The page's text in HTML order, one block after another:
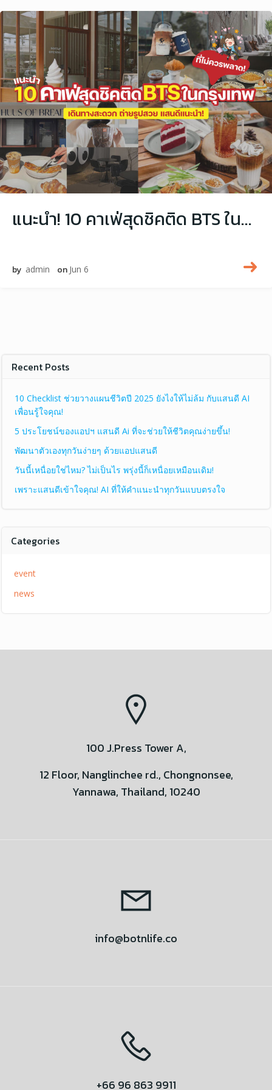
แนะนำ! 10 คาเฟ่สุดชิคติด BTS ในกรุงเทพที่ไม่ควรพลาด!
by admin on Jun 6
Recent Posts
10 Checklist ช่วยวางแผนชีวิตปี 2025 ยังไงให้ไม่ล้ม กับแสนดี AI
เพื่อนรู้ใจคุณ!
5 ประโยชน์ของแอปฯ แสนดี Ai ที่จะช่วยให้ชีวิตคุณง่ายขึ้น!
พัฒนาตัวเองทุกวันง่ายๆ ด้วยแอปแสนดี
วันนี้เหนื่อยใช่ไหม? ไม่เป็นไร พรุ่งนี้ก็เหนื่อยเหมือนเดิม!
เพราะแสนดีเข้าใจคุณ! AI ที่ให้คำแนะนำทุกวันแบบตรงใจ
Categories
event
news
100 J.Press Tower A,
12 Floor, Nanglinchee rd., Chongnonsee,
Yannawa, Thailand, 10240
info@botnlife.co
+66 96 863 9911